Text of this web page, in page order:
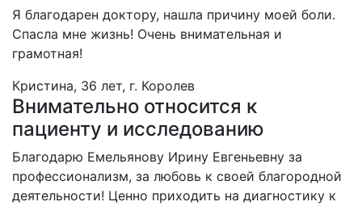
Я благодарен доктору, нашла причину моей боли.
Спасла мне жизнь! Очень внимательная и
грамотная!
Кристина, 36 лет, г. Королев
Внимательно относится к
пациенту и исследованию
Благодарю Емельянову Ирину Евгеньевну за
профессионализм, за любовь к своей благородной
деятельности! Ценно приходить на диагностику к